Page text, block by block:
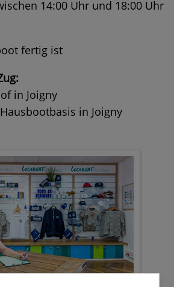
14:00 Uhr und 18:00 Uhr
fertig ist
in Joigny
in Joigny